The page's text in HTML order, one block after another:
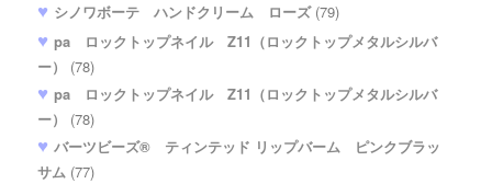
シノワボーテ ハンドクリーム ローズ(79)
pa ロックトップネイル Z11（ロックトップメタルシルバ
ー）
(78)
pa ロックトップネイル Z11（ロックトップメタルシルバ
ー）
(78)
バーツビーズ® ティンテッド リップバーム ピンクブラッ
サム (77)